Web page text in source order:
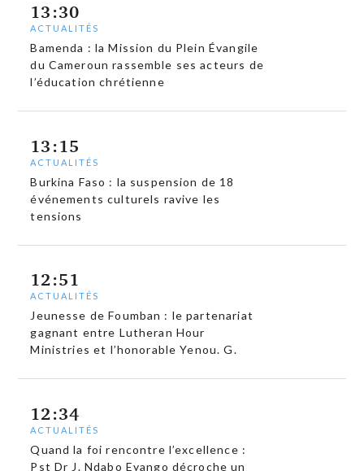
13:30
ACTUALITÉS
Bamenda : la Mission du Plein Évangile
du Cameroun rassemble ses acteurs de
l’éducation chrétienne
13:15
ACTUALITÉS
Burkina Faso : la suspension de 18
événements culturels ravive les
tensions
12:51
ACTUALITÉS
Jeunesse de Foumban : le partenariat
gagnant entre Lutheran Hour
Ministries et l’honorable Yenou. G.
12:34
ACTUALITÉS
Quand la foi rencontre l’excellence :
Pst Dr J. Ndabo Eyango décroche un